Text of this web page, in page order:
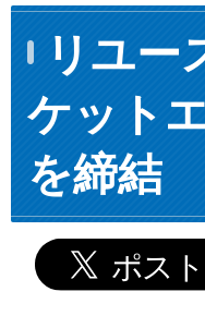
リユー
ケット
を締結